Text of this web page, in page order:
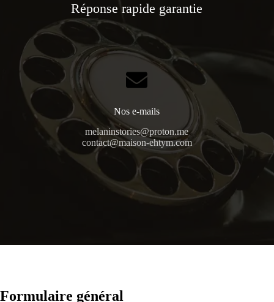
Réponse rapide garantie
Nos e-mails
melaninstories@proton.me
contact@maison-ehtym.com
Formulaire général